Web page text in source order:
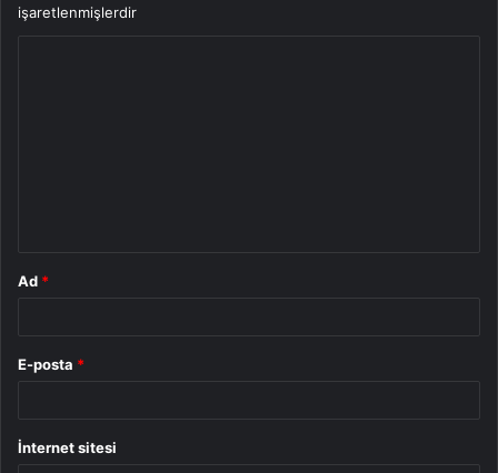
işaretlenmişlerdir
Ad *
E-posta *
İnternet sitesi